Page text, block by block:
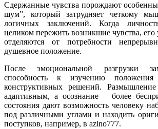
Сдержанные чувства порождают
шум”, который затрудняет четкому
логичных заключений. Когда
целиком пережить возникшие чувства,
отделяются от потребности
душевное положение.
После эмоциональной разгрузки
способность к изучению
конструктивных решений. Размышление
адаптивным, а осознание – более
состояния дают возможность человеку
под различными углами и находить
поступков, например, в azino777.